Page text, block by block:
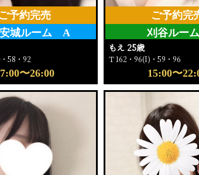
城ルーム A
ご予約完売
58・92
〜26:00
刈谷ルー
ご予約完
もえ 25歳
Ｔ162・96(I)・59・96
15:00〜